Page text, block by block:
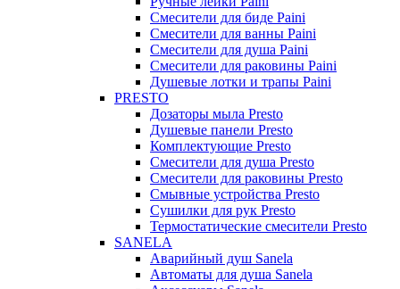
Смесители для биде Paini
Смесители для ванны Paini
Смесители для душа Paini
Смесители для раковины Paini
Душевые лотки и трапы Paini
PRESTO
Дозаторы мыла Presto
Душевые панели Presto
Комплектующие Presto
Смесители для душа Presto
Смесители для раковины Presto
Смывные устройства Presto
Сушилки для рук Presto
Термостатические смесители Presto
SANELA
Аварийный душ Sanela
Автоматы для душа Sanela